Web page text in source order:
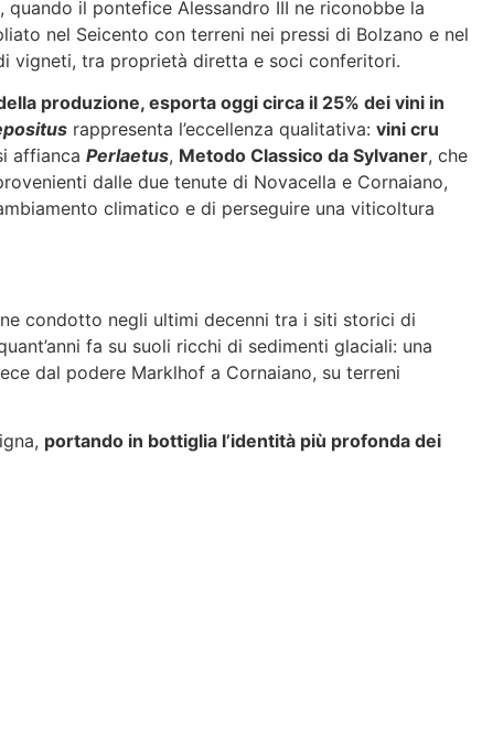
il pontefice Alessandro III ne riconobbe la
nel Seicento con terreni nei pressi di Bolzano e nel
vigneti, tra proprietà diretta e soci conferitori.
produzione, esporta oggi circa il 25% dei vini in
rappresenta l’eccellenza qualitativa: vini cru
affianca Perlaetus, Metodo Classico da Sylvaner, che
dalle due tenute di Novacella e Cornaiano,
climatico e di perseguire una viticoltura
condotto negli ultimi decenni tra i siti storici di
fa su suoli ricchi di sedimenti glaciali: una
dal podere Marklhof a Cornaiano, su terreni
portando in bottiglia l’identità più profonda dei